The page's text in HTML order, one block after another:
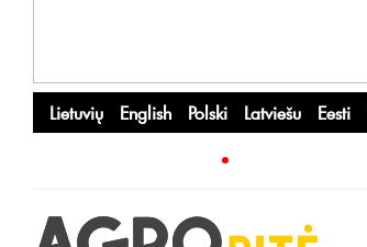
Lietuvių English Polski Latviešu Eesti